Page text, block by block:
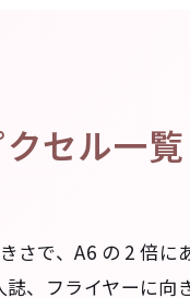
セル一
さで、A6 の 2 倍に
、フライヤーに向